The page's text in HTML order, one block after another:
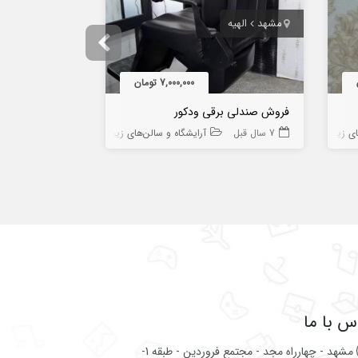
زیبایی
مشهد الهیه
7,000,000 تومان
فروش صندلی برقی ودکور
7 سال قبل آرایشگاه و سالن‌های زیبایی
با ما
مشهد - چهارراه مجد - مجتمع فروردین - طبقه 1-